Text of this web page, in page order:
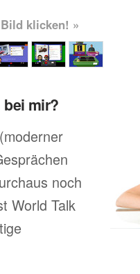
klicken! »
mir?
noch
World Talk